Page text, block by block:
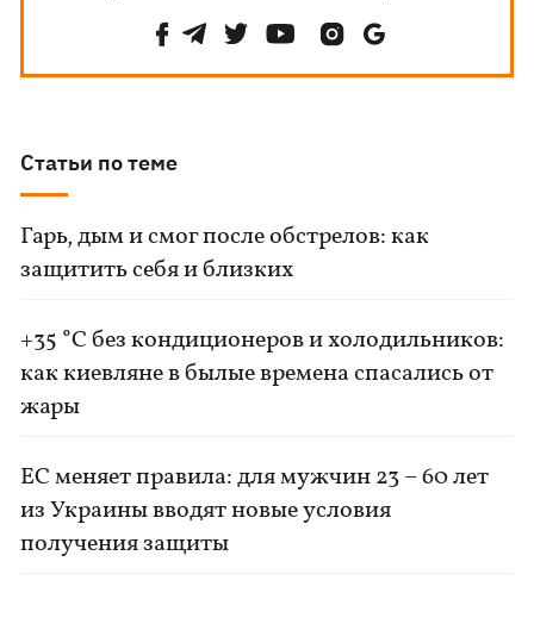
Статьи по теме
Гарь, дым и смог после обстрелов: как
защитить себя и близких
+35 °C без кондиционеров и холодильников:
как киевляне в былые времена спасались от
жары
ЕС меняет правила: для мужчин 23 – 60 лет
из Украины вводят новые условия
получения защиты